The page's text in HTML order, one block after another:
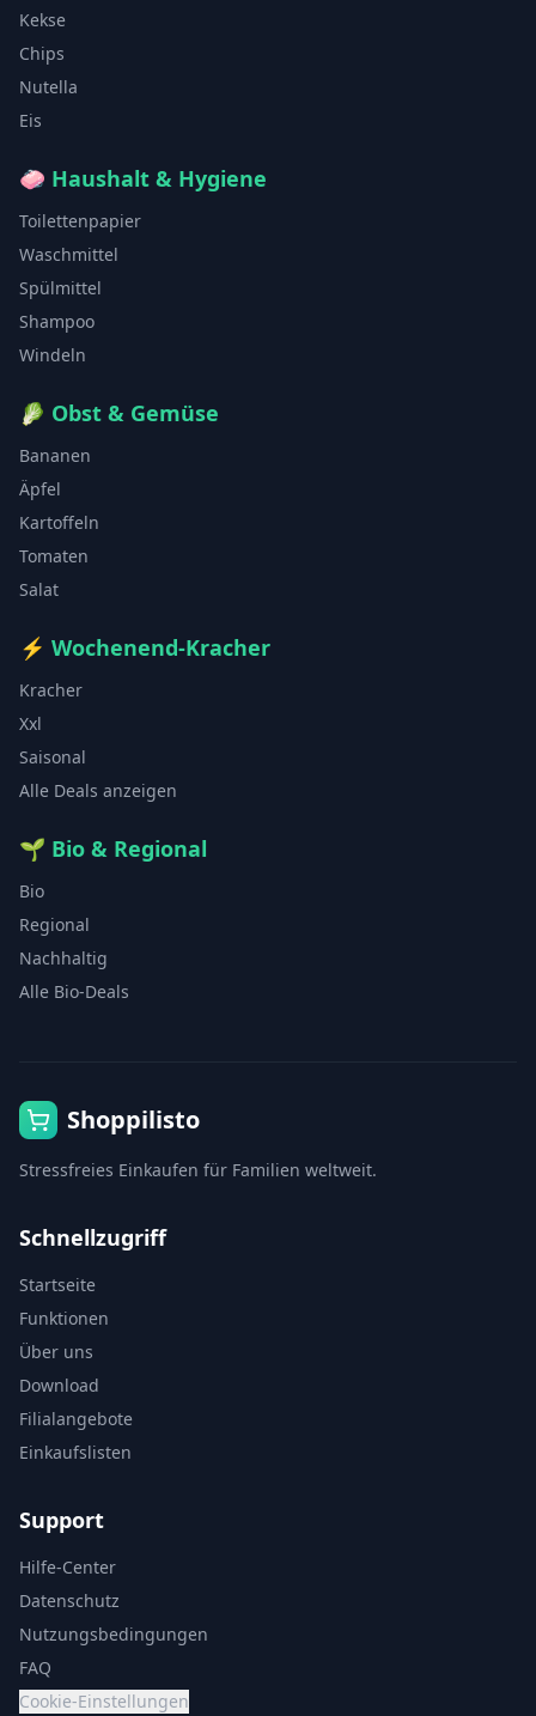
Kekse
Chips
Nutella
Eis
🧼 Haushalt & Hygiene
Toilettenpapier
Waschmittel
Spülmittel
Shampoo
Windeln
🥬 Obst & Gemüse
Bananen
Äpfel
Kartoffeln
Tomaten
Salat
⚡ Wochenend-Kracher
Kracher
Xxl
Saisonal
Alle Deals anzeigen
🌱 Bio & Regional
Bio
Regional
Nachhaltig
Alle Bio-Deals
Shoppilisto
Stressfreies Einkaufen für Familien weltweit.
Schnellzugriff
Startseite
Funktionen
Über uns
Download
Filialangebote
Einkaufslisten
Support
Hilfe-Center
Datenschutz
Nutzungsbedingungen
FAQ
Cookie-Einstellungen